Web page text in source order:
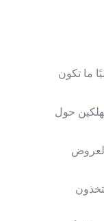
ما تكون
حول